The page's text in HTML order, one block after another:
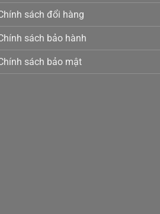
sách đổi hàng
sách bảo hành
sách bảo mật